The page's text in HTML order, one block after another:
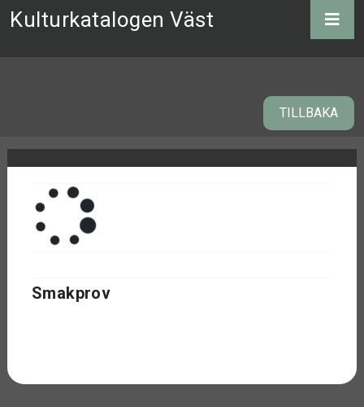
Kulturkatalogen Väst
TILLBAKA
Smakprov